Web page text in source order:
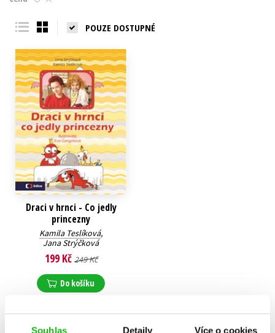
Souhlas Detaily Více o cookies
Young adult (SK)
POUZE DOSTUPNÉ
Draci v hrnci - Co jedly
princezny
Kamila Teslíková,
Jana Strýčková
199 Kč 249 Kč
Do košíku